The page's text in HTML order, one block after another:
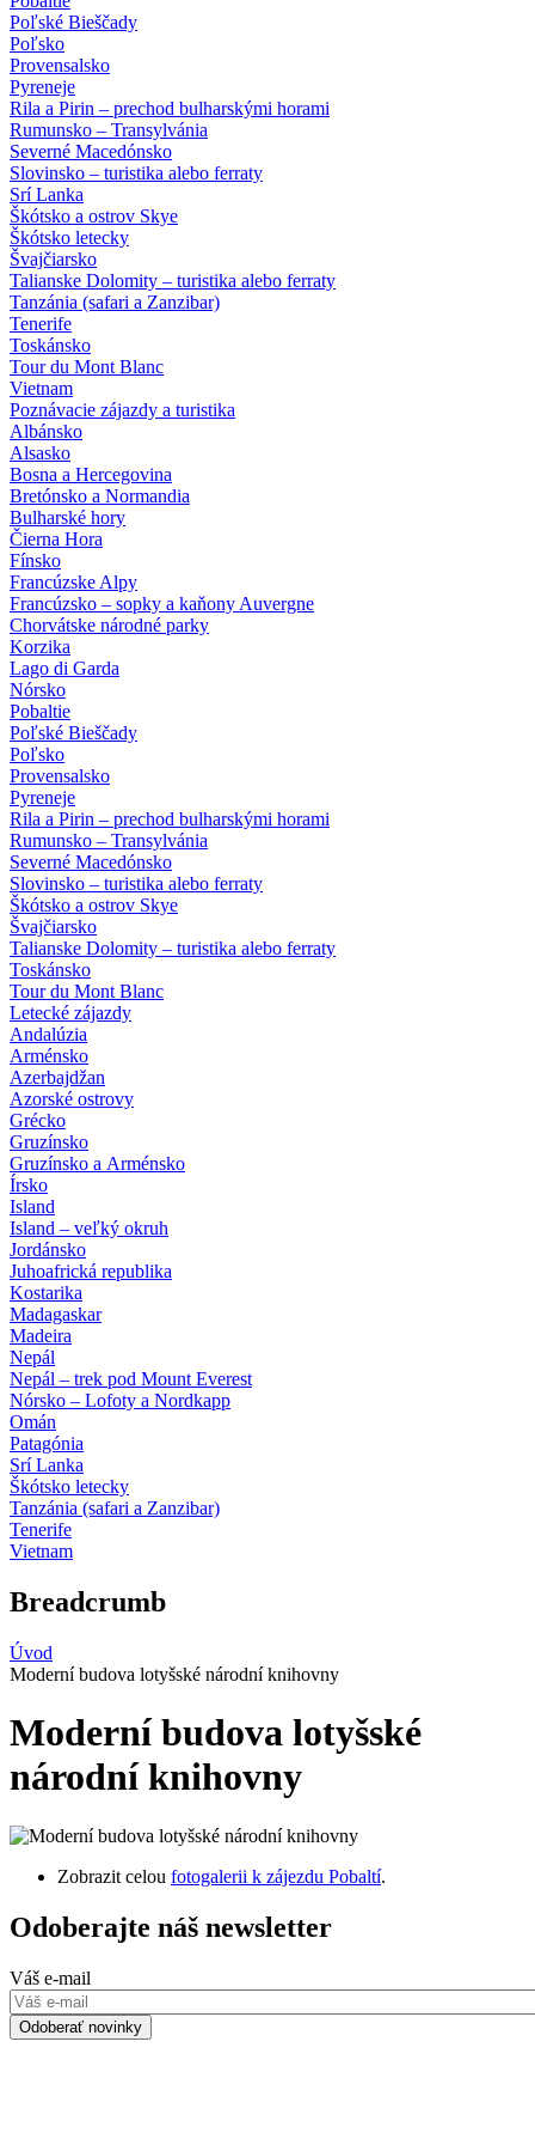
Poľské Bieščady
Poľsko
Provensalsko
Pyreneje
Rila a Pirin – prechod bulharskými horami
Rumunsko – Transylvánia
Severné Macedónsko
Slovinsko – turistika alebo ferraty
Srí Lanka
Škótsko a ostrov Skye
Škótsko letecky
Švajčiarsko
Talianske Dolomity – turistika alebo ferraty
Tanzánia (safari a Zanzibar)
Tenerife
Toskánsko
Tour du Mont Blanc
Vietnam
Poznávacie zájazdy a turistika
Albánsko
Alsasko
Bosna a Hercegovina
Bretónsko a Normandia
Bulharské hory
Čierna Hora
Fínsko
Francúzske Alpy
Francúzsko – sopky a kaňony Auvergne
Chorvátske národné parky
Korzika
Lago di Garda
Nórsko
Pobaltie
Poľské Bieščady
Poľsko
Provensalsko
Pyreneje
Rila a Pirin – prechod bulharskými horami
Rumunsko – Transylvánia
Severné Macedónsko
Slovinsko – turistika alebo ferraty
Škótsko a ostrov Skye
Švajčiarsko
Talianske Dolomity – turistika alebo ferraty
Toskánsko
Tour du Mont Blanc
Letecké zájazdy
Andalúzia
Arménsko
Azerbajdžan
Azorské ostrovy
Grécko
Gruzínsko
Gruzínsko a Arménsko
Írsko
Island
Island – veľký okruh
Jordánsko
Juhoafrická republika
Kostarika
Madagaskar
Madeira
Nepál
Nepál – trek pod Mount Everest
Nórsko – Lofoty a Nordkapp
Omán
Patagónia
Srí Lanka
Škótsko letecky
Tanzánia (safari a Zanzibar)
Tenerife
Vietnam
Breadcrumb
Úvod
Moderní budova lotyšské národní knihovny
Moderní budova lotyšské
národní knihovny
Zobrazit celou fotogalerii k zájezdu Pobaltí.
Odoberajte náš newsletter
Váš e-mail
Odoberať novinky